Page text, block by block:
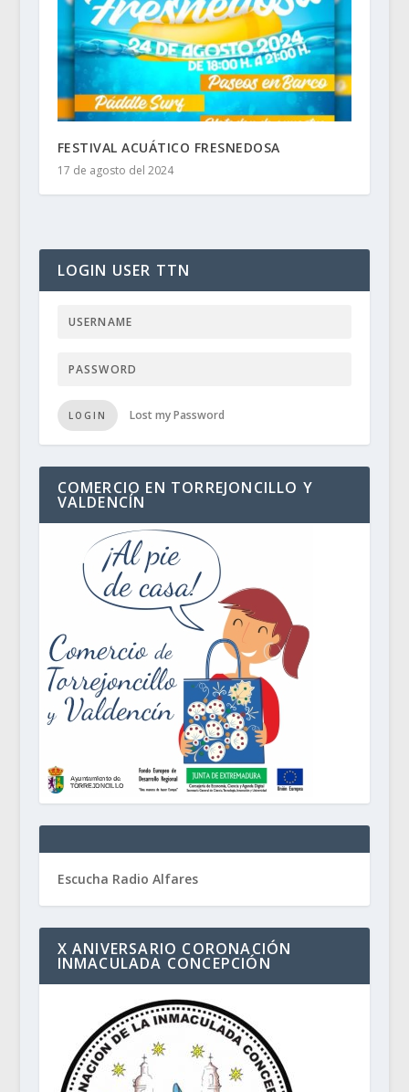
FESTIVAL ACUÁTICO FRESNEDOSA
17 de agosto del 2024
LOGIN USER TTN
LOGIN Lost my Password
COMERCIO EN TORREJONCILLO Y
VALDENCÍN
Escucha Radio Alfares
X ANIVERSARIO CORONACIÓN
INMACULADA CONCEPCIÓN